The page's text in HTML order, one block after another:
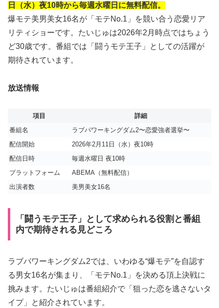
日（水）夜10時から毎週水曜日に無料配信。
爆モテ美男美女16名が「モテNo.1」を競い合う恋愛リア
リティショーです。たいじゅは2026年2月時点ではちょう
ど30歳です。番組では「闘うモテ王子」としての活躍が
期待されています。
放送情報
項目
詳細
番組名
ラブパワーキングダム2〜恋愛強者選挙〜
配信開始
2026年2月11日（水）夜10時
配信日時
毎週水曜日 夜10時
プラットフォーム
ABEMA（無料配信）
出演者数
美男美女16名
「闘うモテ王子」として求められる役割と番組
内で期待される見どころ
ラブパワーキングダム2では、いわゆる“爆モテ”を自認す
る男女16名が集まり、「モテNo.1」を決める頂上決戦に
挑みます。たいじゅは番組紹介で「狙った恋を逃さないタ
イプ」と紹介されています。